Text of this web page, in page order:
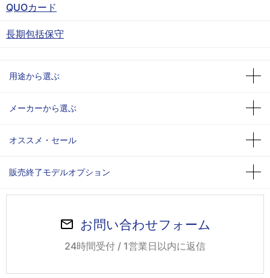
QUOカード
長期包括保守
用途から選ぶ
メーカーから選ぶ
オススメ・セール
販売終了モデルオプション
お問い合わせフォーム
24時間受付 / 1営業日以内に返信